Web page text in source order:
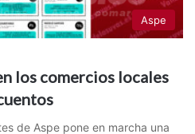
Aspe
los comercios locales
de Aspe pone en marcha una